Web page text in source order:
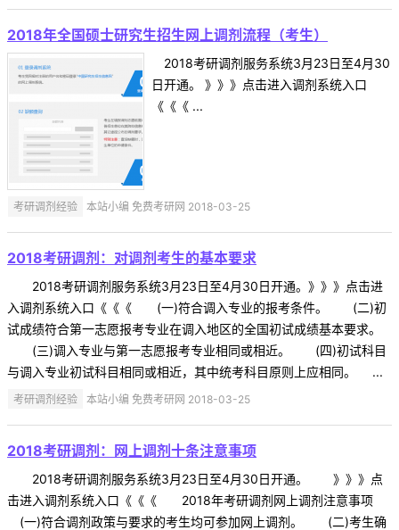
2018年全国硕士研究生招生网上调剂流程（考生）
2018考研调剂服务系统3月23日至4月30
日开通。 》》》点击进入调剂系统入口
《《《 ...
考研调剂经验 本站小编 免费考研网 2018-03-25
2018考研调剂：对调剂考生的基本要求
2018考研调剂服务系统3月23日至4月30日开通。》》》点击进
入调剂系统入口《《《 (一)符合调入专业的报考条件。 (二)初
试成绩符合第一志愿报考专业在调入地区的全国初试成绩基本要求。
(三)调入专业与第一志愿报考专业相同或相近。 (四)初试科目
与调入专业初试科目相同或相近，其中统考科目原则上应相同。 ...
考研调剂经验 本站小编 免费考研网 2018-03-25
2018考研调剂：网上调剂十条注意事项
2018考研调剂服务系统3月23日至4月30日开通。 》》》点
击进入调剂系统入口《《《 2018年考研调剂网上调剂注意事项
(一)符合调剂政策与要求的考生均可参加网上调剂。 (二)考生确